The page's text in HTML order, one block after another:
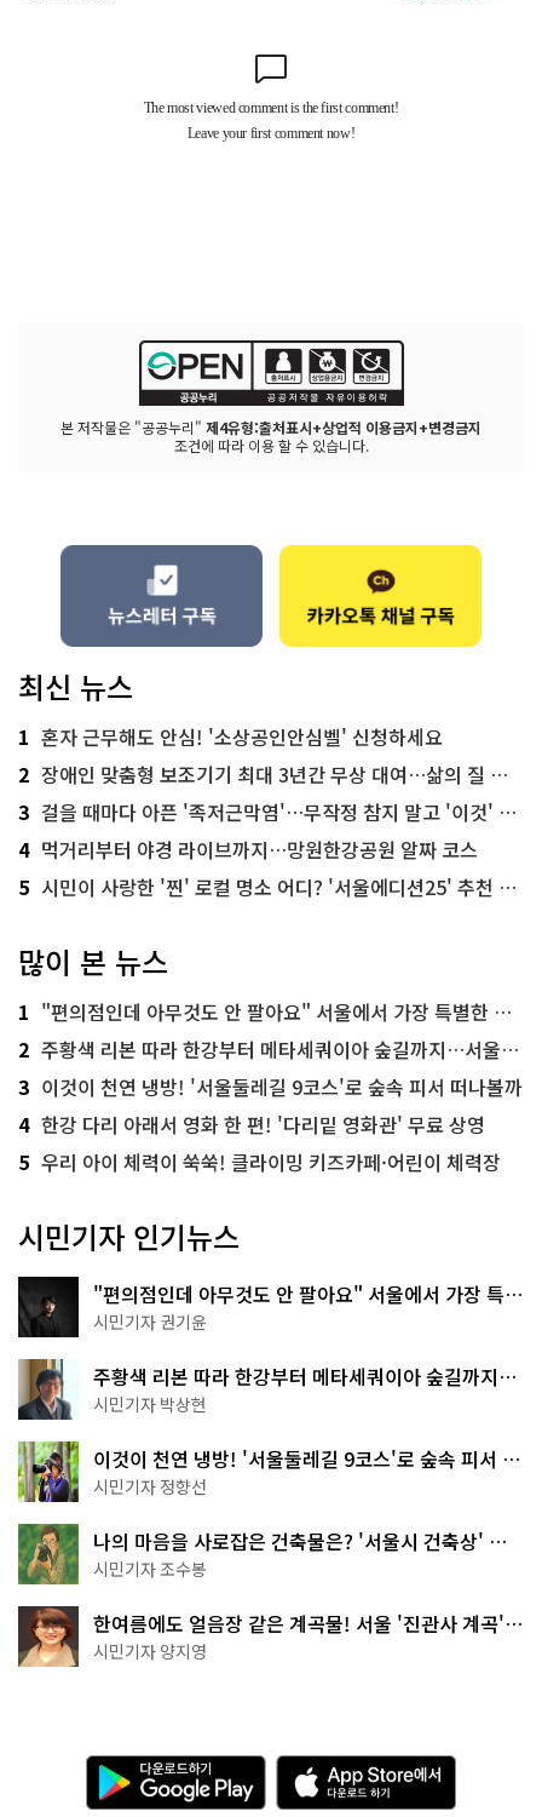
본 저작물은 "공공누리" 제4유형:출처표시+상업적 이용금지+변경금지
조건에 따라 이용 할 수 있습니다.
최신 뉴스
1 혼자 근무해도 안심! '소상공인안심벨' 신청하세요
2 장애인 맞춤형 보조기기 최대 3년간 무상 대여…삶의 질 높인다
3 걸을 때마다 아픈 '족저근막염'…무작정 참지 말고 '이것' 해보세요!
4 먹거리부터 야경 라이브까지…망원한강공원 알짜 코스
5 시민이 사랑한 '찐' 로컬 명소 어디? '서울에디션25' 추천 코스
많이 본 뉴스
1 "편의점인데 아무것도 안 팔아요" 서울에서 가장 특별한 편의점의 정체
2 주황색 리본 따라 한강부터 메타세쿼이아 숲길까지…서울둘레길 15코스
3 이것이 천연 냉방! '서울둘레길 9코스'로 숲속 피서 떠나볼까
4 한강 다리 아래서 영화 한 편! '다리밑 영화관' 무료 상영
5 우리 아이 체력이 쑥쑥! 클라이밍 키즈카페·어린이 체력장
시민기자 인기뉴스
"편의점인데 아무것도 안 팔아요" 서울에서 가장 특별
한 편의점의 정체
시민기자 권기윤
주황색 리본 따라 한강부터 메타세쿼이아 숲길까지…
서울둘레길 15코스
시민기자 박상현
이것이 천연 냉방! '서울둘레길 9코스'로 숲속 피서 떠
나볼까
시민기자 정향선
나의 마음을 사로잡은 건축물은? '서울시 건축상' 수
상작 공개!
시민기자 조수봉
한여름에도 얼음장 같은 계곡물! 서울 '진관사 계곡'이
천국이네~
시민기자 양지영
다
운
로
A
p
p